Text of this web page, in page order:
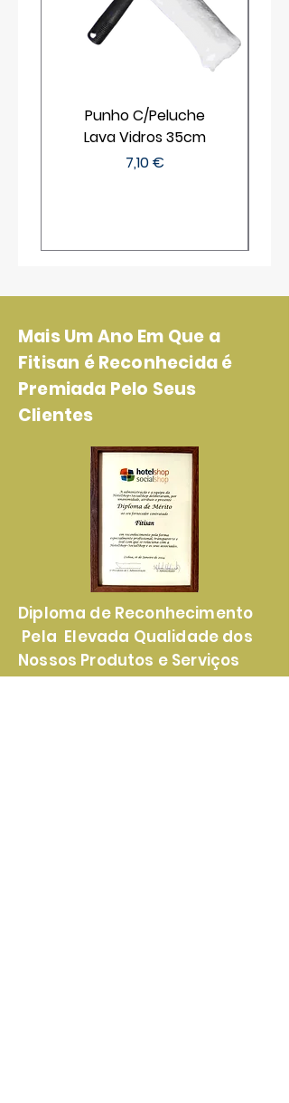
Punho C/Peluche
Lava Vidros 35cm
Preço
7,10 €
Mais Um Ano Em Que a
Fitisan é Reconhecida é
Premiada Pelo Seus
Clientes
Diploma de Reconhecimento
Pela Elevada Qualidade dos
Nossos Produtos e Serviços